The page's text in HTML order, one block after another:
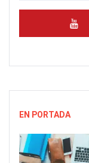
EN PORTADA